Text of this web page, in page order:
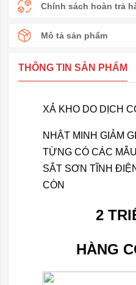
Chính sách hoàn trả
Mô tả sản phẩm
THÔNG TIN SẢN PHẨM
XẢ KHO DO DỊCH
NHẬT MINH GIẢM
TỪNG CÓ CÁC
SẮT SƠN TĨNH
CÒN
2
HÀNG